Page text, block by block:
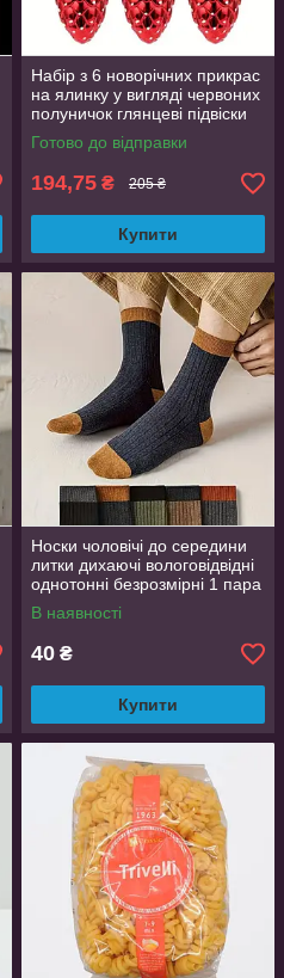
Набір з 6 новорічних прикрас
на ялинку у вигляді червоних
полуничок глянцеві підвіски
AurumLux032
Готово до відправки
194,75 ₴ 205 ₴
Купити
Носки чоловічі до середини
литки дихаючі вологовідвідні
однотонні безрозмірні 1 пара
В наявності
40 ₴
Купити